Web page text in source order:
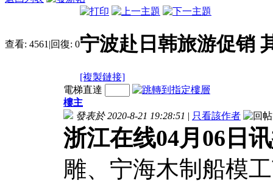
查看: 4561 |回復: 0宁波赴日韩旅游促销
[複製鏈接]
電梯直達
樓主
發表於 2020-8-21 19:28:51 | 只看該作者
浙江在线04月06日讯
雕、宁海木制船模